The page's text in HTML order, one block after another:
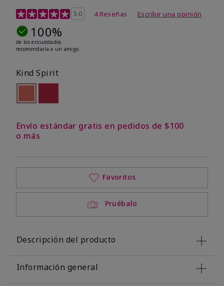
Calificación de clientes de 3,1 de 5
5.0 4 Reseñas Escribir una opinión
100%
de los encuestados
recomendaría a un amigo.
Kind Spirit
seleccionado
Out of stock
Envío estándar gratis en pedidos de $100
o más
Pruébalo
Favoritos
Descripción del producto
Información general